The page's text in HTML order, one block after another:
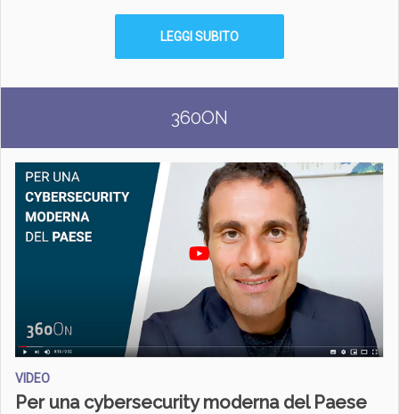
LEGGI SUBITO
360ON
VIDEO
Per una cybersecurity moderna del Paese